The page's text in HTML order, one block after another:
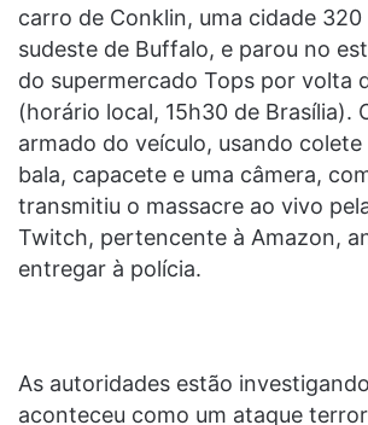
carro de Conklin, uma cidade
sudeste de Buffalo, e parou no
do supermercado Tops por volta
(horário local, 15h30 de Brasília).
armado do veículo, usando
bala, capacete e uma câmera,
transmitiu o massacre ao vivo
Twitch, pertencente à Amazon,
entregar à polícia.
As autoridades estão
aconteceu como um ataque